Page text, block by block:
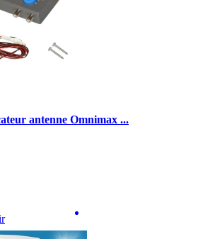
antenne Omnimax ...